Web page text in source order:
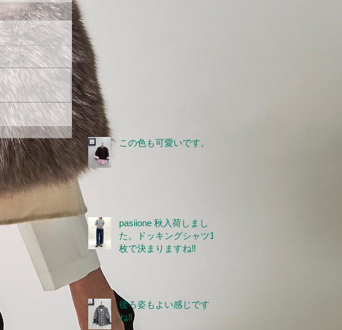
この色も可愛いです。
pasiione 秋入荷しまし
た。ドッキングシャツ1
枚で決まりますね‼
後ろ姿もよい感じです
ね‼